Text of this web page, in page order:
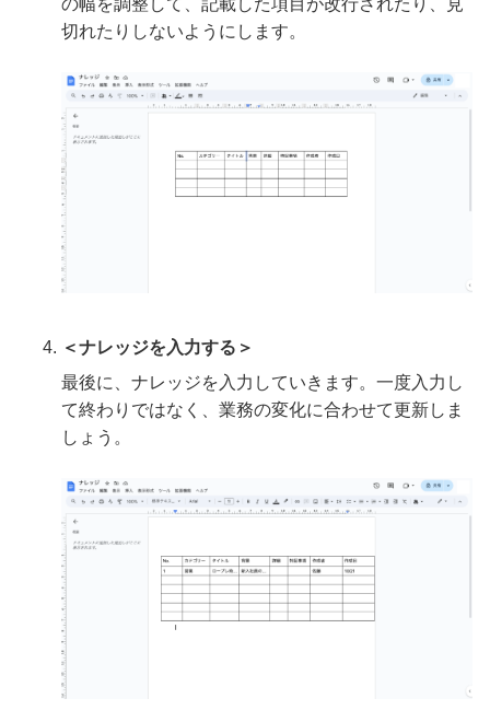
切れたりしないようにします。
＜ナレッジを入力する＞
最後に、ナレッジを入力していきます。一度入力し
て終わりではなく、業務の変化に合わせて更新しま
しょう。